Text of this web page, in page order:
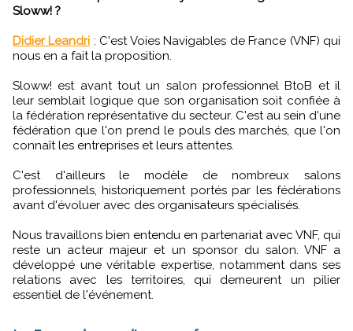
Sloww! ?
Didier Leandri : C'est Voies Navigables de France (VNF) qui
nous en a fait la proposition.
Sloww! est avant tout un salon professionnel BtoB et il
leur semblait logique que son organisation soit confiée à
la fédération représentative du secteur. C'est au sein d'une
fédération que l'on prend le pouls des marchés, que l'on
connaît les entreprises et leurs attentes.
C'est d'ailleurs le modèle de nombreux salons
professionnels, historiquement portés par les fédérations
avant d'évoluer avec des organisateurs spécialisés.
Nous travaillons bien entendu en partenariat avec VNF, qui
reste un acteur majeur et un sponsor du salon. VNF a
développé une véritable expertise, notamment dans ses
relations avec les territoires, qui demeurent un pilier
essentiel de l'événement.